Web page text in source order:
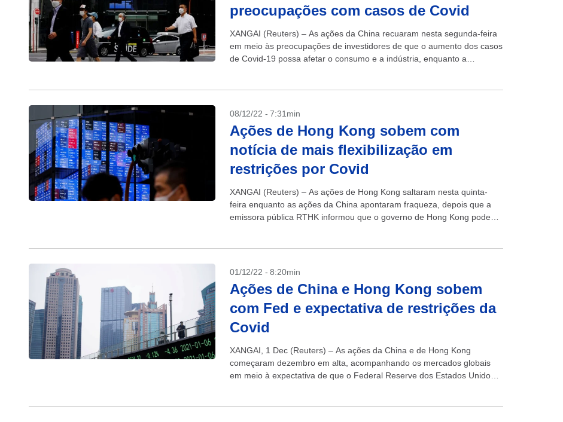
preocupações com casos de Covid
XANGAI (Reuters) – As ações da China recuaram nesta segunda-feira
em meio às preocupações de investidores de que o aumento dos casos
de Covid-19 possa afetar o consumo e a indústria, enquanto a
08/12/22 - 7:31min
Ações de Hong Kong sobem com
notícia de mais flexibilização em
restrições por Covid
XANGAI (Reuters) – As ações de Hong Kong saltaram nesta quinta-
feira enquanto as ações da China apontaram fraqueza, depois que a
emissora pública RTHK informou que o governo de Hong Kong pode
01/12/22 - 8:20min
Ações de China e Hong Kong sobem
com Fed e expectativa de restrições da
Covid
XANGAI, 1 Dec (Reuters) – As ações da China e de Hong Kong
começaram dezembro em alta, acompanhando os mercados globais
em meio à expectativa de que o Federal Reserve dos Estados Unidos